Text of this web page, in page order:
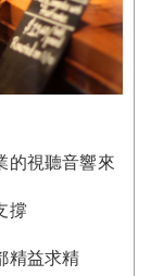
的視聽音響來
撐
精益求精